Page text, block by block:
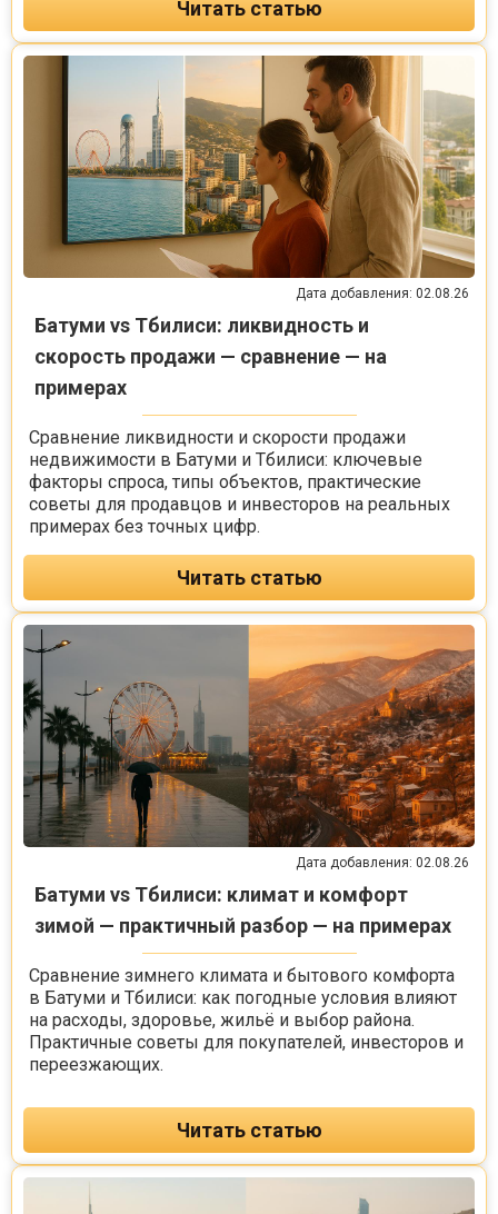
Читать статью
Дата добавления: 02.08.26
Батуми vs Тбилиси: ликвидность и
скорость продажи — сравнение — на
примерах
Сравнение ликвидности и скорости продажи
недвижимости в Батуми и Тбилиси: ключевые
факторы спроса, типы объектов, практические
советы для продавцов и инвесторов на реальных
примерах без точных цифр.
Читать статью
Дата добавления: 02.08.26
Батуми vs Тбилиси: климат и комфорт
зимой — практичный разбор — на примерах
Сравнение зимнего климата и бытового комфорта
в Батуми и Тбилиси: как погодные условия влияют
на расходы, здоровье, жильё и выбор района.
Практичные советы для покупателей, инвесторов и
переезжающих.
Читать статью